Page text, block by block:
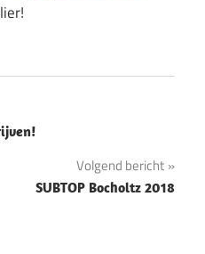
Volgend bericht
SUBTOP Bocholtz 2018